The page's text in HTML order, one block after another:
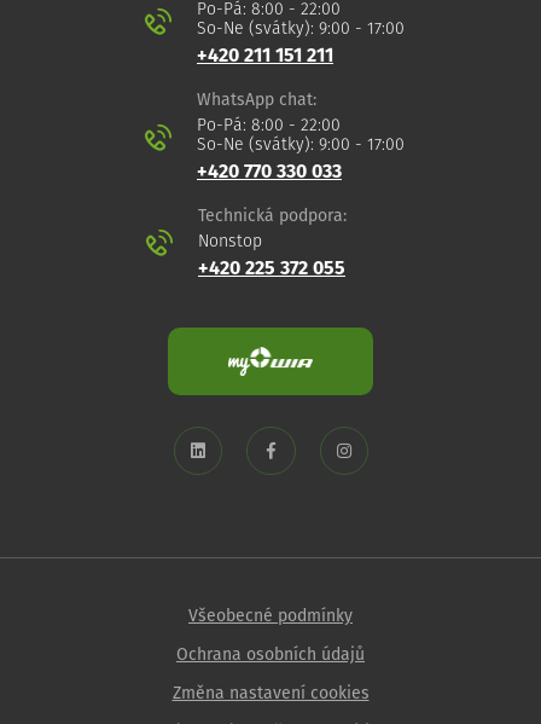
Po-Pá: 8:00 - 22:00
So-Ne (svátky): 9:00 - 17:00
+420 211 151 211
WhatsApp chat:
Po-Pá: 8:00 - 22:00
So-Ne (svátky): 9:00 - 17:00
+420 770 330 033
Technická podpora:
Nonstop
+420 225 372 055
Všeobecné podmínky
Ochrana osobních údajů
Změna nastavení cookies